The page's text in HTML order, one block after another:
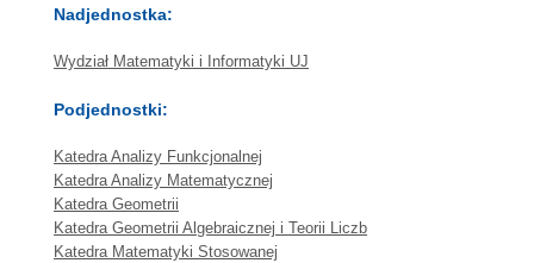
Nadjednostka:
Wydział Matematyki i Informatyki UJ
Podjednostki:
Katedra Analizy Funkcjonalnej
Katedra Analizy Matematycznej
Katedra Geometrii
Katedra Geometrii Algebraicznej i Teorii Liczb
Katedra Matematyki Stosowanej